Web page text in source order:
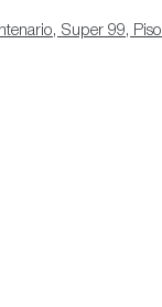
Super 99, Piso